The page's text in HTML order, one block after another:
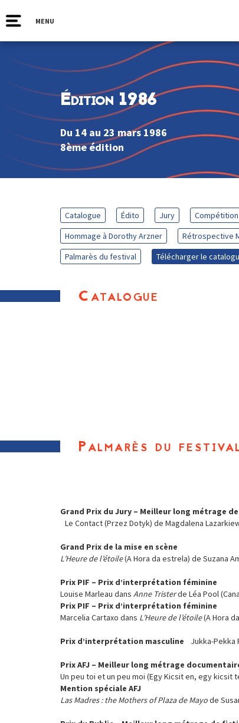
MENU
Édition 1986
Du 14 au 23 mars 1986
8ème édition
Catalogue Édito Jury
Hommage à Dorothy Arzner
Rétrospective
Palmarès du festival
Télécharger le
Catalogue
Palmarès du festival
Grand Prix du Jury – Meilleur long métrage
Le Contact (Przez Dotyk) de Magdalena
Grand Prix de la mise en scène
L’Heure de l’étoile(A Hora da estrela) de Suzana
Prix PIF – Prix d’interprétation féminine
Louise Marleau dans Anne Tristerde Léa Pool
Prix PIF – Prix d’interprétation féminine
Marcelia Cartaxo dans L’Heure de l’étoile(A Hora
Prix d’interprétation masculine Jukka-Pekka
Prix AFJ – Meilleur long métrage
Un peu toi et un peu moi (Egy Kicsit en, egy kicsit
Mention spéciale AFJ
Las Madres : the Mothers of Plaza de Mayode